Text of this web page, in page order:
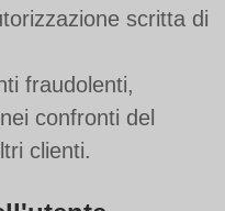
scritta di
fraudolenti,
confronti del
clienti.